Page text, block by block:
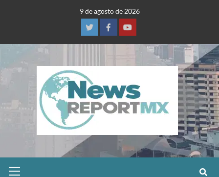
9 de agosto de 2026
TwitterFacebookYoutube
Menu